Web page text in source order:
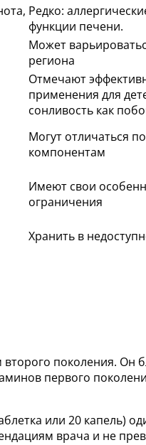
Редко:
функции печени.
Может
региона
Отмечают
применения для
сонливость как
Могут отличаться
компонентам
Имеют свои
ограничения
Хранить в
поколения. Он
первого
или 20 капель)
врача и не